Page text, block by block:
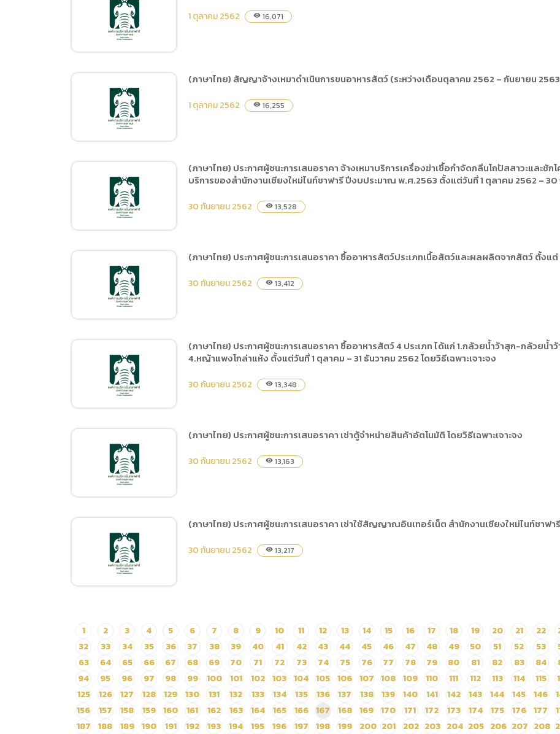
(ภาษาไทย) สัญญาจ้างเหมา
บริการรักษาความสะอาดใน
พื้นที่สำนักงานเชียงใหม่ไนท์
ซาฟารี
(ภาษาไทย) สัญญาจ้างเหมา
บริการรักษาความปลอดภัย
ในพื้นที่สำนักงานเชียงใหม่
ไนท์ซาฟารี
1 ตุลาคม 2562 visibility 16,071
(ภาษาไทย) สัญญาจ้างเหมา
ดำเนินการขนอาหารสัตว์
(ระหว่างเดือนตุลาคม 2562
– กันยายน 2563)
(ภาษาไทย) สัญญาจ้างเหมาดำเนินการขนอาหารสัตว์ (ระหว่างเดือนตุลาคม 2562 – กันยายน
1 ตุลาคม 2562 visibility 16,255
(ภาษาไทย) ประกาศผู้ชนะ
การเสนอราคา จ้างเหมา
บริการเครื่องฆ่าเชื้อกำจัด
กลิ่นโถปัสสาวะและชักโครก
ในห้องน้ำอาคารลานนาวิลเลจ
และห้องน้ำบริการของ
สำนักงานเชียงใหม่ไนท์
ซาฟารี ปีงบประมาณ
พ.ศ.2563 ตั้งแต่วันที่ 1
2563 โดยวิธีเฉพาะเจาะจง
(ภาษาไทย) ประกาศผู้ชนะการเสนอราคา จ้างเหมาบริการเครื่องฆ่าเชื้อกำจัดกลิ่นโถปัสสาวะและชั
บริการของสำนักงานเชียงใหม่ไนท์ซาฟารี ปีงบประมาณ พ.ศ.2563 ตั้งแต่วันที่ 1 ตุลาคม 2562 – 30
30 กันยายน 2562 visibility 13,528
(ภาษาไทย) ประกาศผู้ชนะ
การเสนอราคา ซื้ออาหาร
สัตว์ประเภทเนื้อสัตว์และ
ผลผลิตจากสัตว์ ตั้งแต่ 1-15
ตุลาคม 2562 โดยวิธีเฉพาะ
(ภาษาไทย) ประกาศผู้ชนะการเสนอราคา ซื้ออาหารสัตว์ประเภทเนื้อสัตว์และผลผลิตจากสัตว์ ตั้งแต่
30 กันยายน 2562 visibility 13,412
(ภาษาไทย) ประกาศผู้ชนะ
การเสนอราคา ซื้ออาหาร
สัตว์ 4 ประเภท ได้แก่
1.กล้วยน้ำว้าสุก-กล้วยน้ำว้า
ดิบ 2.ผักและผลไม้ 3.หญ้า
สดและต้นข้าวโพด 4.หญ้า
แพงโกล่าแห้ง ตั้งแต่วันที่ 1
ตุลาคม – 31 ธันวาคม 2562
โดยวิธีเฉพาะเจาะจง
(ภาษาไทย) ประกาศผู้ชนะการเสนอราคา ซื้ออาหารสัตว์ 4 ประเภท ได้แก่ 1.กล้วยน้ำว้าสุก-กล้วยน้
4.หญ้าแพงโกล่าแห้ง ตั้งแต่วันที่ 1 ตุลาคม – 31 ธันวาคม 2562 โดยวิธีเฉพาะเจาะจง
30 กันยายน 2562 visibility 13,348
(ภาษาไทย) ประกาศผู้ชนะ
การเสนอราคา เช่าตู้จำหน่าย
สินค้าอัตโนมัติ โดยวิธีเฉพาะ
เจาะจง
(ภาษาไทย) ประกาศผู้ชนะการเสนอราคา เช่าตู้จำหน่ายสินค้าอัตโนมัติ โดยวิธีเฉพาะเจาะจง
30 กันยายน 2562 visibility 13,163
(ภาษาไทย) ประกาศผู้ชนะ
การเสนอราคา เช่าใช้
สัญญาณอินเทอร์เน็ต
สำนักงานเชียงใหม่ไนท์
ซาฟารี โดยวิธีเฉพาะเจาะจง
(ภาษาไทย) ประกาศผู้ชนะการเสนอราคา เช่าใช้สัญญาณอินเทอร์เน็ต สำนักงานเชียงใหม่ไนท์ซาฟารี
30 กันยายน 2562 visibility 13,217
1 2 3 4 5 6 7 8 9 10 11 12 13 14 15 16 17 18 19 20 21 22
32
33 34 35 36 37 38 39 40 41 42 43 44 45 46 47 48 49 50 51 52 53
63
64 65 66 67 68 69 70 71 72 73 74 75 76 77 78 79 80 81 82 83 84
94
95 96 97 98 99 100 101 102 103 104 105 106 107 108 109 110 111 112 113 114 115
125
126 127 128 129 130 131 132 133 134 135 136 137 138 139 140 141 142 143 144 145 146
156
157 158 159 160 161 162 163 164 165 166 167 168 169 170 171 172 173 174 175 176 177
187
188 189 190 191 192 193 194 195 196 197 198 199 200 201 202 203 204 205 206 207 208